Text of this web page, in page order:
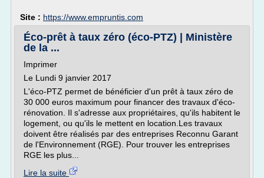
Site : https://www.empruntis.com
Éco-prêt à taux zéro (éco-PTZ) | Ministère
de la ...
Imprimer
Le Lundi 9 janvier 2017
L'éco-PTZ permet de bénéficier d'un prêt à taux zéro de
30 000 euros maximum pour financer des travaux d'éco-
rénovation. Il s'adresse aux propriétaires, qu'ils habitent le
logement, ou qu'ils le mettent en location.Les travaux
doivent être réalisés par des entreprises Reconnu Garant
de l'Environnement (RGE). Pour trouver les entreprises
RGE les plus...
Lire la suite